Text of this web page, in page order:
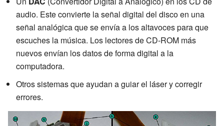
audio. Este convierte la señal digital del disco en una
señal analógica que se envía a los altavoces para que
escuches la música. Los lectores de CD-ROM más
nuevos envían los datos de forma digital a la
computadora.
Otros sistemas que ayudan a guiar el láser y corregir
errores.